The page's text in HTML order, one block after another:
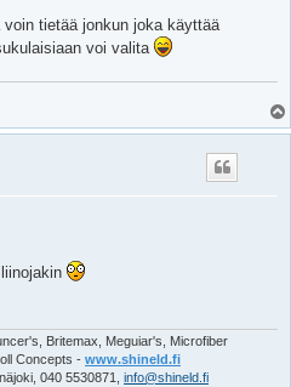
tietää jonkun joka käyttää
voi valita
l
Britemax, Meguiar's, Microfiber
Concepts - www.shineld.fi
040 5530871, info@shineld.fi